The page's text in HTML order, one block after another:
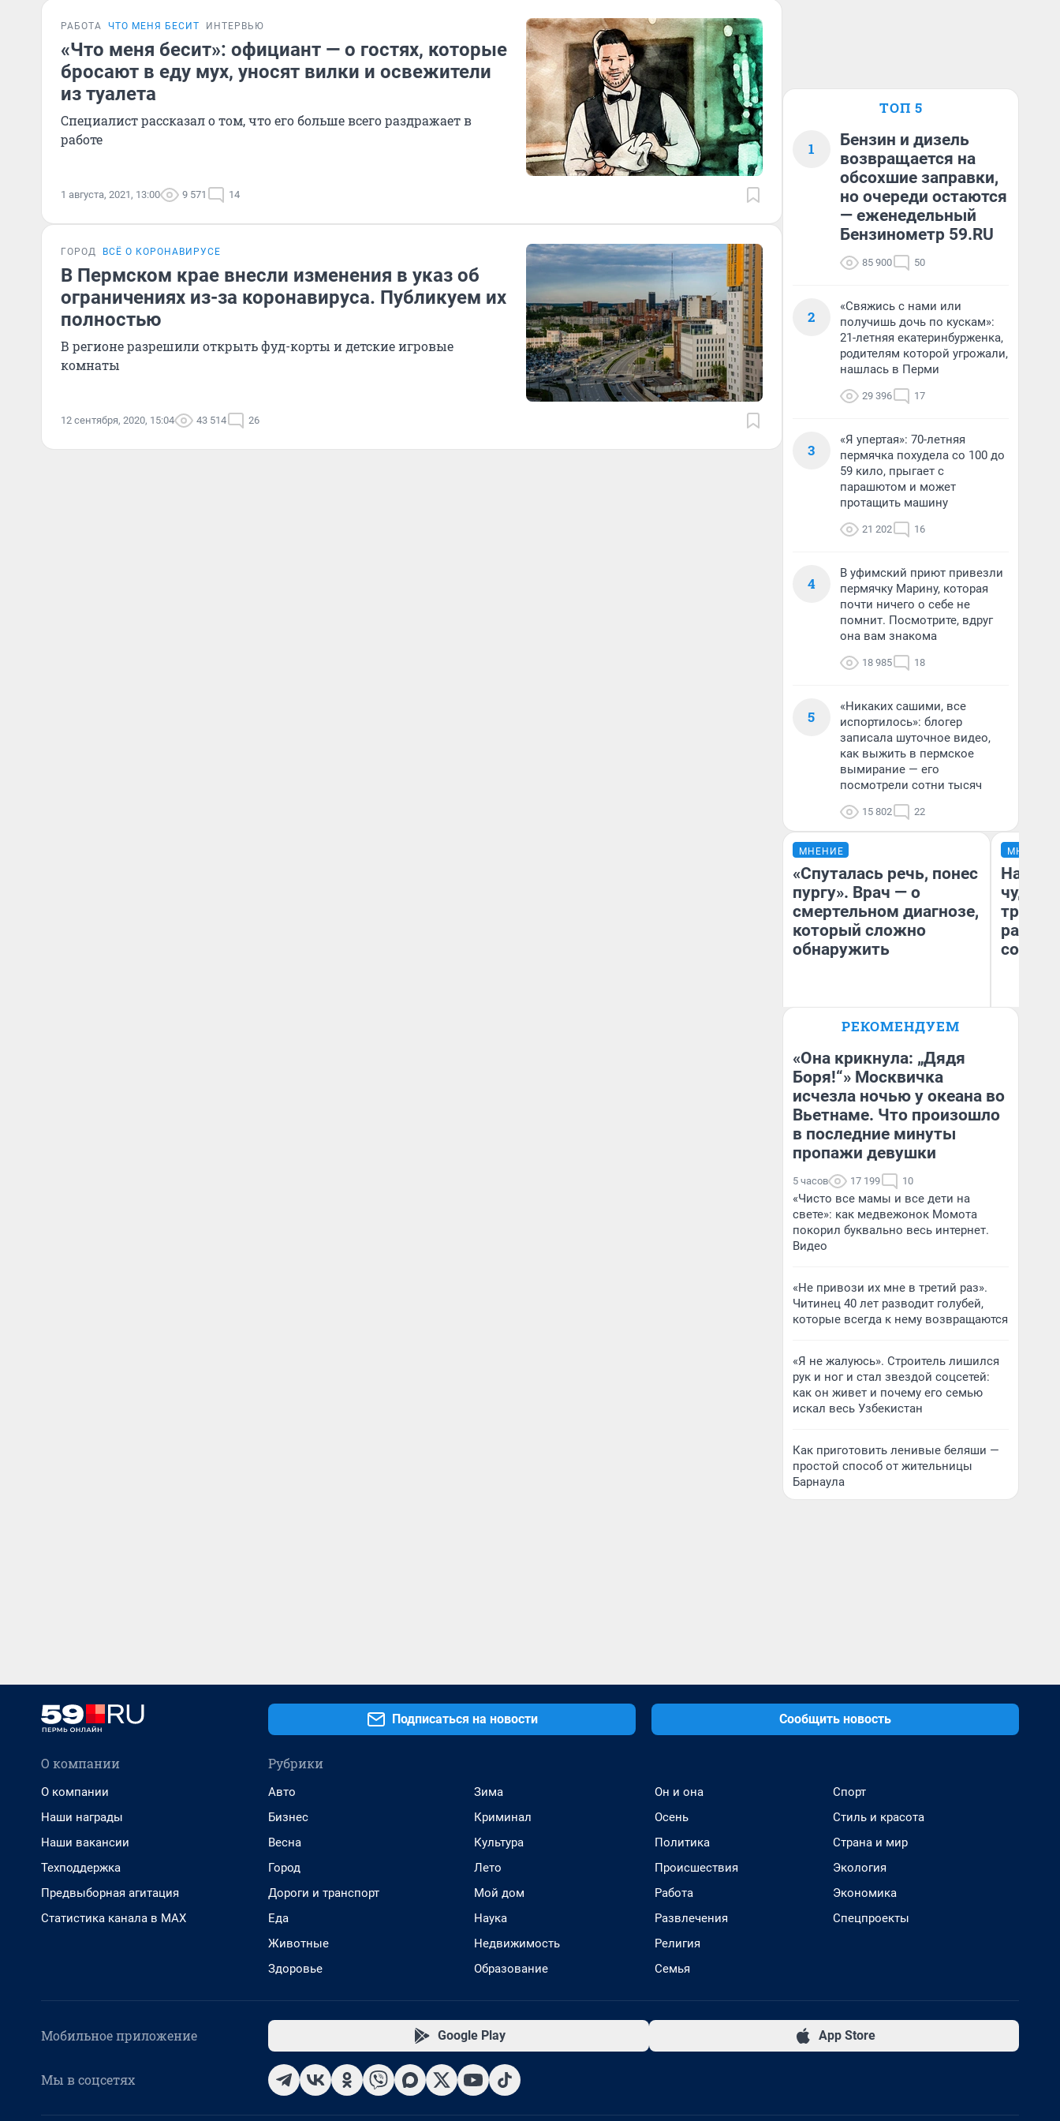
РАБОТА ЧТО МЕНЯ БЕСИТ ИНТЕРВЬЮ
«Что меня бесит»: официант — о гостях, которые
бросают в еду мух, уносят вилки и освежители
из туалета
Специалист рассказал о том, что его больше всего раздражает в
работе
1 августа, 2021, 13:00 9 571 14
ГОРОД ВСЁ О КОРОНАВИРУСЕ
В Пермском крае внесли изменения в указ об
ограничениях из-за коронавируса. Публикуем их
полностью
В регионе разрешили открыть фуд-корты и детские игровые
комнаты
12 сентября, 2020, 15:04 43 514 26
ТОП 5
1
Бензин и дизель
возвращается на
обсохшие заправки,
но очереди остаются
— еженедельный
Бензинометр 59.RU
85 900 50
2
«Свяжись с нами или
получишь дочь по кускам»:
21-летняя екатеринбурженка,
родителям которой угрожали,
нашлась в Перми
29 396 17
3
«Я упертая»: 70-летняя
пермячка похудела со 100 до
59 кило, прыгает с
парашютом и может
протащить машину
21 202 16
4
В уфимский приют привезли
пермячку Марину, которая
почти ничего о себе не
помнит. Посмотрите, вдруг
она вам знакома
18 985 18
5
«Никаких сашими, все
испортилось»: блогер
записала шуточное видео,
как выжить в пермское
вымирание — его
посмотрели сотни тысяч
15 802 22
МНЕНИЕ
«Спуталась речь, понес
пургу». Врач — о
смертельном диагнозе,
который сложно
обнаружить
Главврач клиники
Волковой»
МНЕНИЕ
чудом
РЕКОМЕНДУЕМ
«Она крикнула: „Дядя
Боря!“» Москвичка
исчезла ночью у океана во
Вьетнаме. Что произошло
в последние минуты
пропажи девушки
5 часов 17 199 10
«Чисто все мамы и все дети на
свете»: как медвежонок Момота
покорил буквально весь интернет.
Видео
«Не привози их мне в третий раз».
Читинец 40 лет разводит голубей,
которые всегда к нему возвращаются
«Я не жалуюсь». Строитель лишился
рук и ног и стал звездой соцсетей:
как он живет и почему его семью
искал весь Узбекистан
Как приготовить ленивые беляши —
простой способ от жительницы
Барнаула
Подписаться на новости Сообщить новость
О компании
О компании
Наши награды
Наши вакансии
Техподдержка
Предвыборная агитация
Статистика канала в MAX
Рубрики
Авто
Бизнес
Весна
Город
Дороги и транспорт
Еда
Животные
Здоровье
Зима
Криминал
Культура
Лето
Мой дом
Наука
Недвижимость
Образование
Он и она
Осень
Политика
Происшествия
Работа
Развлечения
Религия
Семья
Спорт
Стиль и красота
Страна и мир
Экология
Экономика
Спецпроекты
Мобильное приложение Google Play App Store
Мы в соцсетях